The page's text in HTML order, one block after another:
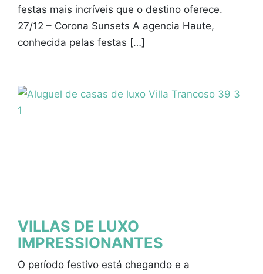
festas mais incríveis que o destino oferece.
27/12 – Corona Sunsets A agencia Haute,
conhecida pelas festas […]
VILLAS DE LUXO
IMPRESSIONANTES
O período festivo está chegando e a